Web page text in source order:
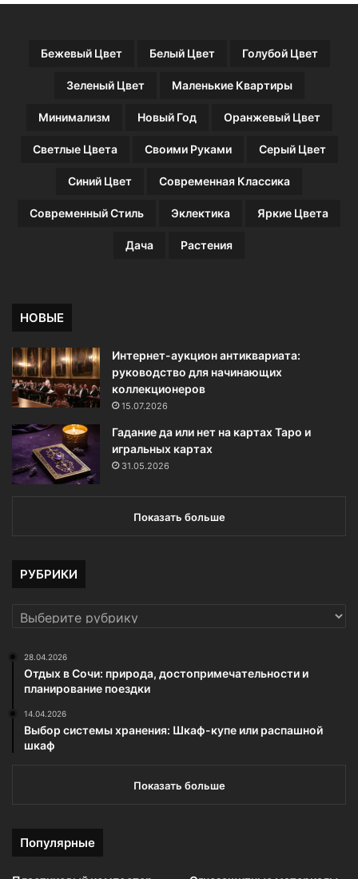
Бежевый Цвет Белый Цвет Голубой Цвет
Зеленый Цвет Маленькие Квартиры
Минимализм Новый Год Оранжевый Цвет
Светлые Цвета Своими Руками Серый Цвет
Синий Цвет Современная Классика
Современный Стиль Эклектика Яркие Цвета
Дача Растения
НОВЫЕ
Интернет-аукцион антиквариата:
руководство для начинающих
коллекционеров
15.07.2026
Гадание да или нет на картах Таро и
игральных картах
31.05.2026
Показать больше
РУБРИКИ
РУБРИКИ
28.04.2026
Отдых в Сочи: природа, достопримечательности и
планирование поездки
14.04.2026
Выбор системы хранения: Шкаф-купе или распашной
шкаф
Показать больше
Популярные